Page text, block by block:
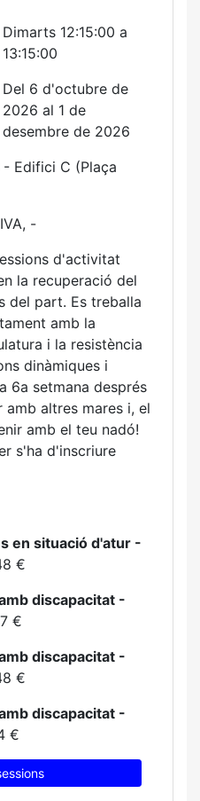
Dimarts 12:15:00 a
13:15:00
Del 6 d'octubre de
2026 al 1 de
desembre de 2026
Edifici C (Plaça
-
d'activitat
la recuperació del
del part. Es treballa
amb la
i la resistència
dinàmiques i
6a setmana després
altres mares i, el
amb el teu nadó!
s'ha d'inscriure
en situació d'atur -
€
discapacitat -
€
discapacitat -
€
discapacitat -
€